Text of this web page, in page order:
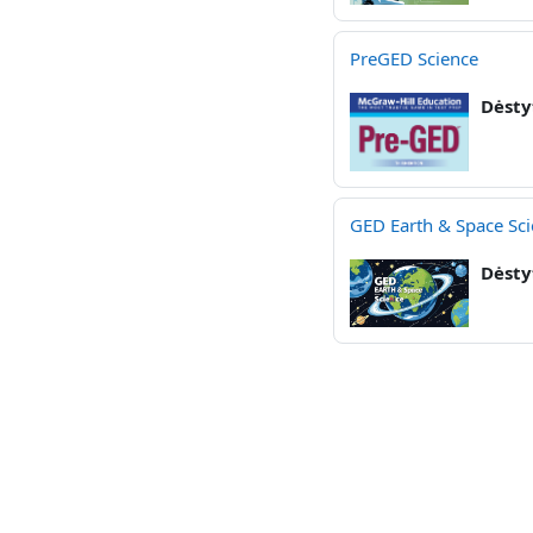
PreGED Science
GED Earth & Space